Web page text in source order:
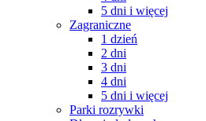
5 dni i więcej
Zagraniczne
1 dzień
2 dni
3 dni
4 dni
5 dni i więcej
Parki rozrywki